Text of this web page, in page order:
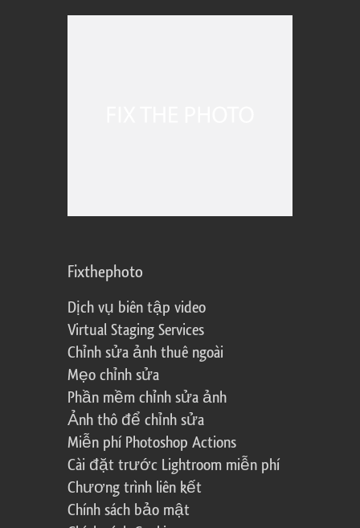
Fixthephoto
Dịch vụ biên tập video
Virtual Staging Services
Chỉnh sửa ảnh thuê ngoài
Mẹo chỉnh sửa
Phần mềm chỉnh sửa ảnh
Ảnh thô để chỉnh sửa
Miễn phí Photoshop Actions
Cài đặt trước Lightroom miễn phí
Chương trình liên kết
Chính sách bảo mật